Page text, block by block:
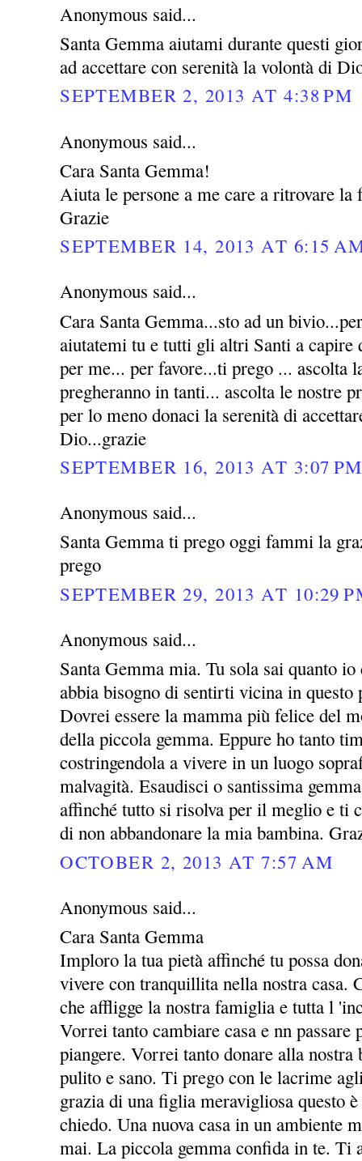
Anonymous said...
Santa Gemma aiutami durante questi
ad accettare con serenità la volontà di
SEPTEMBER 2, 2013 AT 4:38 PM
Anonymous said...
Cara Santa Gemma!
Aiuta le persone a me care a ritrovare
Grazie
SEPTEMBER 14, 2013 AT 6:15
Anonymous said...
Cara Santa Gemma...sto ad un
aiutatemi tu e tutti gli altri Santi a capire
per me... per favore...ti prego ... ascolta
pregheranno in tanti... ascolta le nostre
per lo meno donaci la serenità di
Dio...grazie
SEPTEMBER 16, 2013 AT 3:07 PM
Anonymous said...
Santa Gemma ti prego oggi fammi la
prego
SEPTEMBER 29, 2013 AT 10:29
Anonymous said...
Santa Gemma mia. Tu sola sai quanto
abbia bisogno di sentirti vicina in
Dovrei essere la mamma più felice del
della piccola gemma. Eppure ho tanto
costringendola a vivere in un luogo
malvagità. Esaudisci o santissima
affinché tutto si risolva per il meglio e ti
di non abbandonare la mia bambina.
OCTOBER 2, 2013 AT 7:57 AM
Anonymous said...
Cara Santa Gemma
Imploro la tua pietà affinché tu possa
vivere con tranquillita nella nostra casa.
che affligge la nostra famiglia e tutta l
Vorrei tanto cambiare casa e nn
piangere. Vorrei tanto donare alla nostra
pulito e sano. Ti prego con le lacrime
grazia di una figlia meravigliosa questo
chiedo. Una nuova casa in un ambiente
mai. La piccola gemma confida in te. Ti